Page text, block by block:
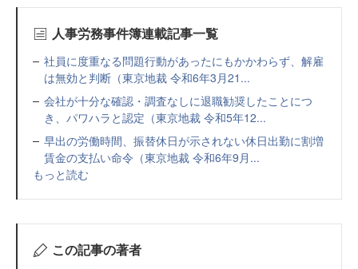
人事労務事件簿連載記事一覧
社員に度重なる問題行動があったにもかかわらず、解雇
は無効と判断（東京地裁 令和6年3月21...
会社が十分な確認・調査なしに退職勧奨したことにつ
き、パワハラと認定（東京地裁 令和5年12...
早出の労働時間、振替休日が示されない休日出勤に割増
賃金の支払い命令（東京地裁 令和6年9月...
もっと読む
この記事の著者